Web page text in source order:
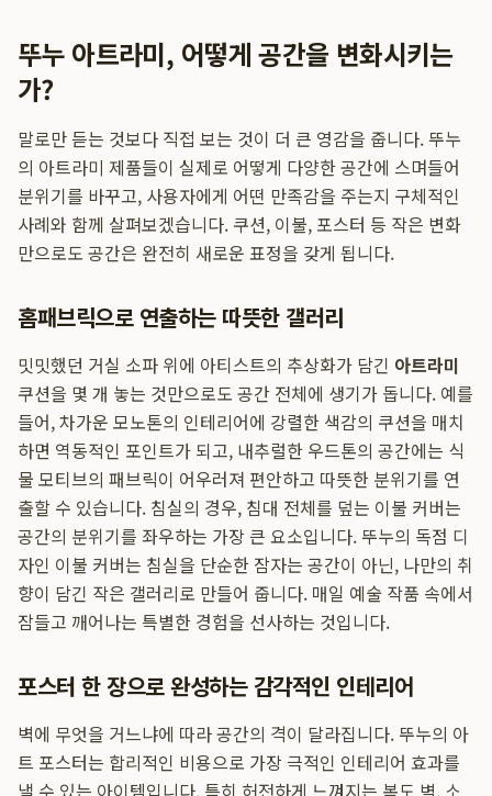
뚜누 아트라미, 어떻게 공간을 변화시키는
가?
말로만 듣는 것보다 직접 보는 것이 더 큰 영감을 줍니다. 뚜누
의 아트라미 제품들이 실제로 어떻게 다양한 공간에 스며들어
분위기를 바꾸고, 사용자에게 어떤 만족감을 주는지 구체적인
사례와 함께 살펴보겠습니다. 쿠션, 이불, 포스터 등 작은 변화
만으로도 공간은 완전히 새로운 표정을 갖게 됩니다.
홈패브릭으로 연출하는 따뜻한 갤러리
밋밋했던 거실 소파 위에 아티스트의 추상화가 담긴 아트라미
쿠션을 몇 개 놓는 것만으로도 공간 전체에 생기가 돕니다. 예를
들어, 차가운 모노톤의 인테리어에 강렬한 색감의 쿠션을 매치
하면 역동적인 포인트가 되고, 내추럴한 우드톤의 공간에는 식
물 모티브의 패브릭이 어우러져 편안하고 따뜻한 분위기를 연
출할 수 있습니다. 침실의 경우, 침대 전체를 덮는 이불 커버는
공간의 분위기를 좌우하는 가장 큰 요소입니다. 뚜누의 독점 디
자인 이불 커버는 침실을 단순한 잠자는 공간이 아닌, 나만의 취
향이 담긴 작은 갤러리로 만들어 줍니다. 매일 예술 작품 속에서
잠들고 깨어나는 특별한 경험을 선사하는 것입니다.
포스터 한 장으로 완성하는 감각적인 인테리어
벽에 무엇을 거느냐에 따라 공간의 격이 달라집니다. 뚜누의 아
트 포스터는 합리적인 비용으로 가장 극적인 인테리어 효과를
낼 수 있는 아이템입니다. 특히 허전하게 느껴지는 복도 벽, 소